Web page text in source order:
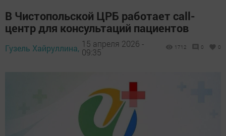
В Чистопольской ЦРБ работает call-
центр для консультаций пациентов
Гузель Хайруллина, 15 апреля 2026 -
09:35
1712 0 0